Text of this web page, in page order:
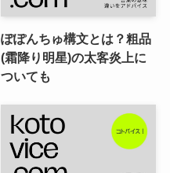
ぽぽんちゅ構文とは？粗品
(霜降り明星)の太客炎上に
ついても